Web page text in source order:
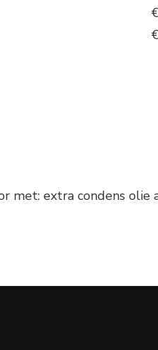
– 300 bar €
– 300 bar €
met: extra condens